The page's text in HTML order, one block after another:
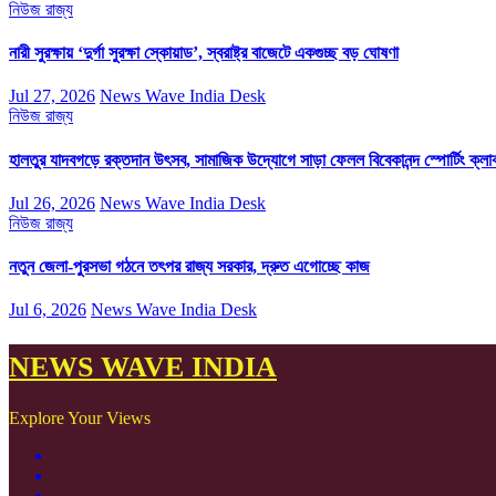
নিউজ রাজ্য
নারী সুরক্ষায় ‘দুর্গা সুরক্ষা স্কোয়াড’, স্বরাষ্ট্র বাজেটে একগুচ্ছ বড় ঘোষণা
Jul 27, 2026 News Wave India Desk
নিউজ রাজ্য
হালতুর যাদবগড়ে রক্তদান উৎসব, সামাজিক উদ্যোগে সাড়া ফেলল বিবেকানন্দ স্পোর্টিং
Jul 26, 2026 News Wave India Desk
নিউজ রাজ্য
নতুন জেলা-পুরসভা গঠনে তৎপর রাজ্য সরকার, দ্রুত এগোচ্ছে কাজ
Jul 6, 2026 News Wave India Desk
NEWS WAVE INDIA
Explore Your Views